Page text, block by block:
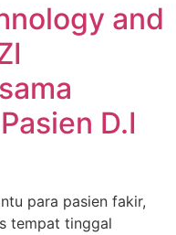
and
D.I
para pasien fakir,
tempat tinggal